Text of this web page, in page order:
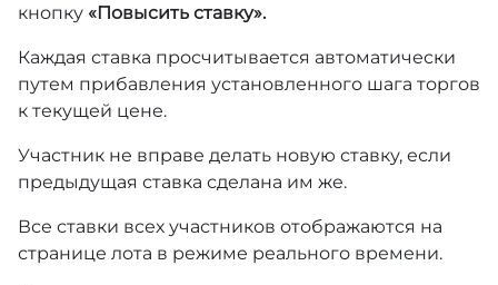
кнопку «Повысить ставку».
Каждая ставка просчитывается автоматически
путем прибавления установленного шага торгов
к текущей цене.
Участник не вправе делать новую ставку, если
предыдущая ставка сделана им же.
Все ставки всех участников отображаются на
странице лота в режиме реального времени.